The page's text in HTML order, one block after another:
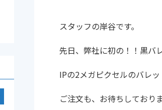
スタッフの岸谷です。
先日、弊社に初の！！黒バ
IPの2メガピクセルのバレッ
ご注文も、お待ちしており